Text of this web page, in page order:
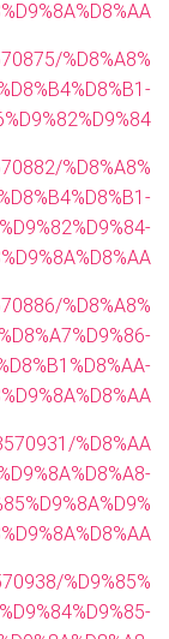
%D8%A8%
%D8%A8%
%D8%A8%
%D8%AA
%D9%85%